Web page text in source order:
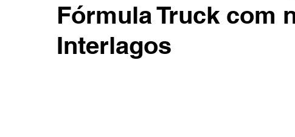
Fórmula Truck com
Interlagos